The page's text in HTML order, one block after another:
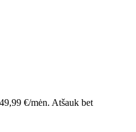
€/mėn. Atšauk bet